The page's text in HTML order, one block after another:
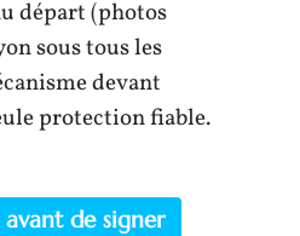
départ (photos
sous tous les
devant
protection fiable.
de signer